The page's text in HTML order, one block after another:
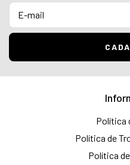
Política
Política de
Política